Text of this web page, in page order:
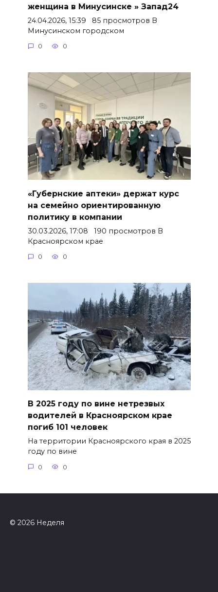
женщина в Минусинске » Запад24
24.04.2026, 15:39 85 просмотров В
Минусинском городском
0 0
«Губернские аптеки» держат курс
на семейно ориентированную
политику в компании
30.03.2026, 17:08 190 просмотров В
Красноярском крае
0 0
В 2025 году по вине нетрезвых
водителей в Красноярском крае
погиб 101 человек
На территории Красноярского края в 2025
году по вине
0 0
© 2026 Неделя